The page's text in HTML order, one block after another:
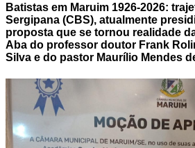
Batistas em Maruim 1926-2026:
Sergipana (CBS), atualmente
proposta que se tornou realidade
Aba do professor doutor Frank
Silva e do pastor Maurílio Mendes